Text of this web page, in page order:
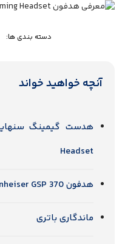
دسته بندی ها:
آنچه خواهید خواند
Headset
هدفون Sennheiser GSP 370 در یک نگاه
ماندگاری باتری